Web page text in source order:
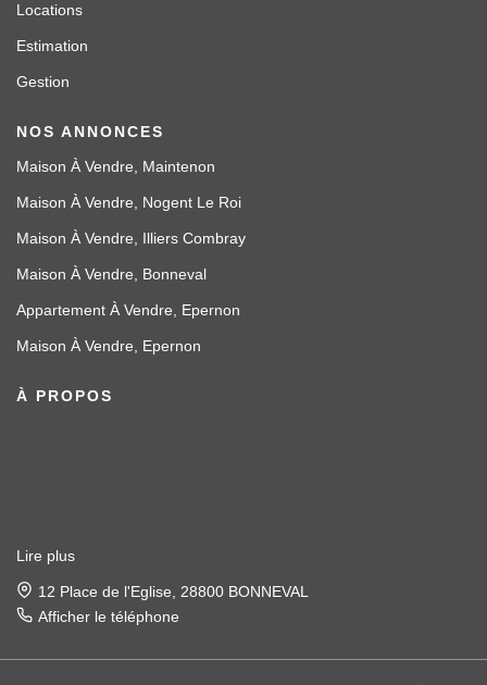
Locations
Estimation
Gestion
NOS ANNONCES
Maison À Vendre, Maintenon
Maison À Vendre, Nogent Le Roi
Maison À Vendre, Illiers Combray
Maison À Vendre, Bonneval
Appartement À Vendre, Epernon
Maison À Vendre, Epernon
À PROPOS
Lire plus
12 Place de l'Eglise, 28800 BONNEVAL
Afficher le téléphone